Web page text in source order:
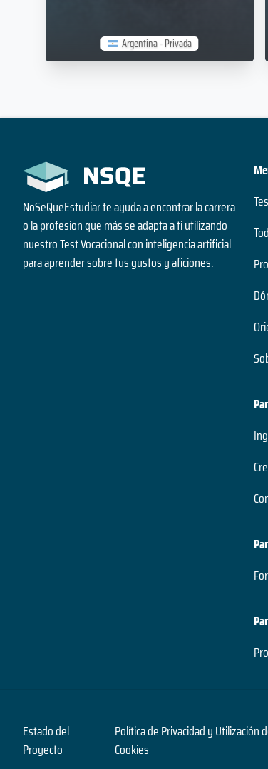
Argentina - Privada
NoSeQueEstudiar te ayuda a encontrar la carrera
o la profesion que más se adapta a ti utilizando
nuestro Test Vocacional con inteligencia artificial
para aprender sobre tus gustos y aficiones.
Estado del
Proyecto
Política de Privacidad y Utilización
Cookies